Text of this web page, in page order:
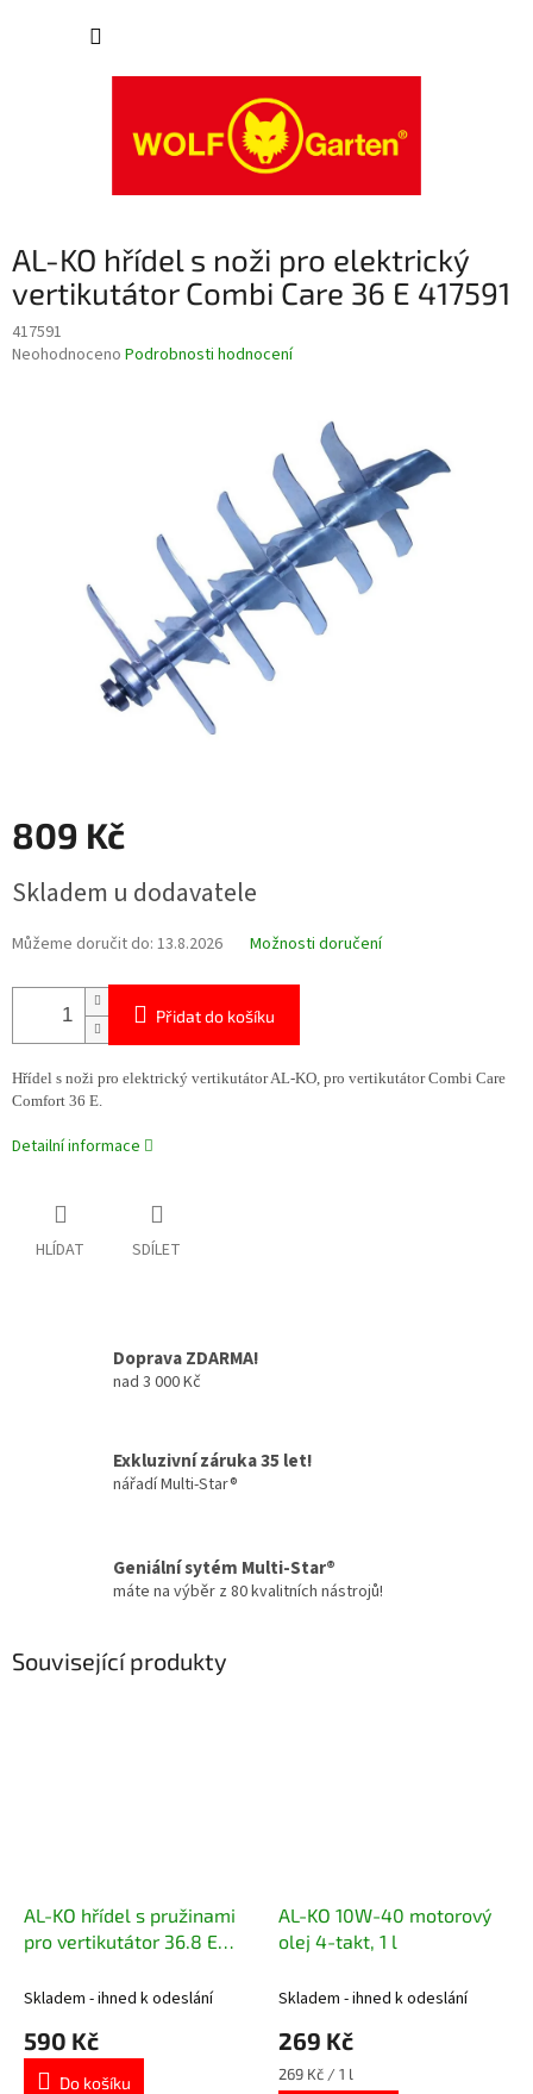
AL-KO hřídel s noži pro elektrický
vertikutátor Combi Care 36 E 417591
417591
Průměrné
Neohodnoceno Podrobnosti hodnocení
809 Kč
cena:
Skladem u dodavatele
Můžeme doručit do: 13.8.2026 Možnosti doručení
Přidat do košíku
Hřídel s noži pro elektrický vertikutátor AL-KO, pro vertikutátor Combi Care
Comfort 36 E.
Detailní informace
HLÍDAT SDÍLET
Doprava ZDARMA!
nad 3 000 Kč
Exkluzivní záruka 35 let!
nářadí Multi-Star®
Geniální sytém Multi-Star®
máte na výběr z 80 kvalitních nástrojů!
Související produkty
AL-KO hřídel s pružinami
pro vertikutátor 36.8 E
Skladem - ihned k odeslání
590 Kč
Do košíku
AL-KO 10W-40 motorový
olej 4-takt, 1 l
Skladem - ihned k odeslání
269 Kč
Měrná
269 Kč / 1 l